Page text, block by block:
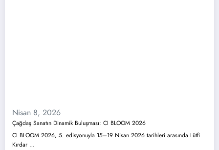
Nisan 8, 2026
Çağdaş Sanatın Dinamik Buluşması: CI BLOOM 2026
CI BLOOM 2026, 5. edisyonuyla 15–19 Nisan 2026 tarihleri arasında Lütfi
Kırdar …